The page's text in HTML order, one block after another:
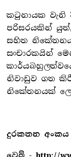
කටුනායක වැනි
පරිසරයකින්
සහිත
සංචාරකයින්
නිවාඩුව ගත
නිකේතනයක්
දුරකතන අංකය -